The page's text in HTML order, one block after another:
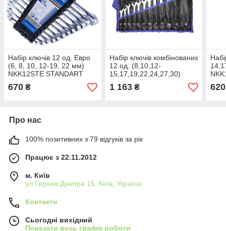
Набір ключів 12 од. Евро
(6, 8, 10, 12-19, 22 мм)
NKK12STE STANDART
670 ₴
Набір ключів комбінованих
12 од. (8,10,12-
15,17,19,22,24,27,30)
NKK12STA-S STANDART
1 163₴ 620
Про нас
100% позитивних з 79 відгуків за рік
Працює з 22.11.2012
м. Київ
ул Героев Днепра 15, Київ, Україна
Контакти
Сьогодні вихідний
Показати весь графік роботи